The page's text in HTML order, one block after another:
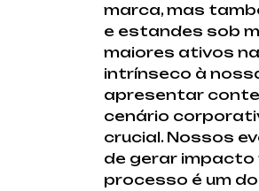
marca, mas
e estandes sob
maiores ativos
intrínseco à
apresentar
cenário
crucial. Nossos
de gerar impacto
processo é um